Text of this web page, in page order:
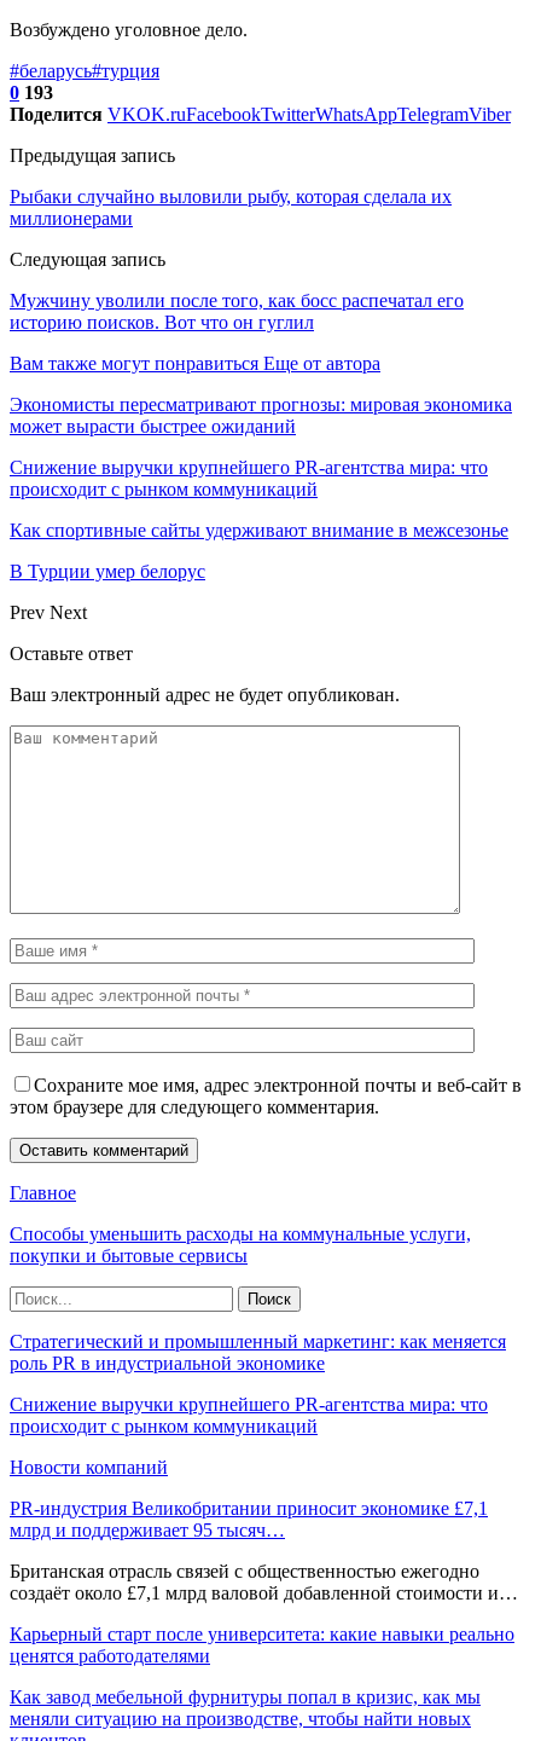
Возбуждено уголовное дело.
#беларусь#турция
0 193
Поделится VKOK.ruFacebookTwitterWhatsAppTelegramViber
Предыдущая запись
Рыбаки случайно выловили рыбу, которая сделала их
миллионерами
Следующая запись
Мужчину уволили после того, как босс распечатал его
историю поисков. Вот что он гуглил
Вам также могут понравиться Еще от автора
Экономисты пересматривают прогнозы: мировая экономика
может вырасти быстрее ожиданий
Снижение выручки крупнейшего PR-агентства мира: что
происходит с рынком коммуникаций
Как спортивные сайты удерживают внимание в межсезонье
В Турции умер белорус
Prev Next
Оставьте ответ
Ваш электронный адрес не будет опубликован.
Сохраните мое имя, адрес электронной почты и веб-сайт в
этом браузере для следующего комментария.
Главное
Способы уменьшить расходы на коммунальные услуги,
покупки и бытовые сервисы
Стратегический и промышленный маркетинг: как меняется
роль PR в индустриальной экономике
Снижение выручки крупнейшего PR-агентства мира: что
происходит с рынком коммуникаций
Новости компаний
PR-индустрия Великобритании приносит экономике £7,1
млрд и поддерживает 95 тысяч…
Британская отрасль связей с общественностью ежегодно
создаёт около £7,1 млрд валовой добавленной стоимости и…
Карьерный старт после университета: какие навыки реально
ценятся работодателями
Как завод мебельной фурнитуры попал в кризис, как мы
меняли ситуацию на производстве, чтобы найти новых